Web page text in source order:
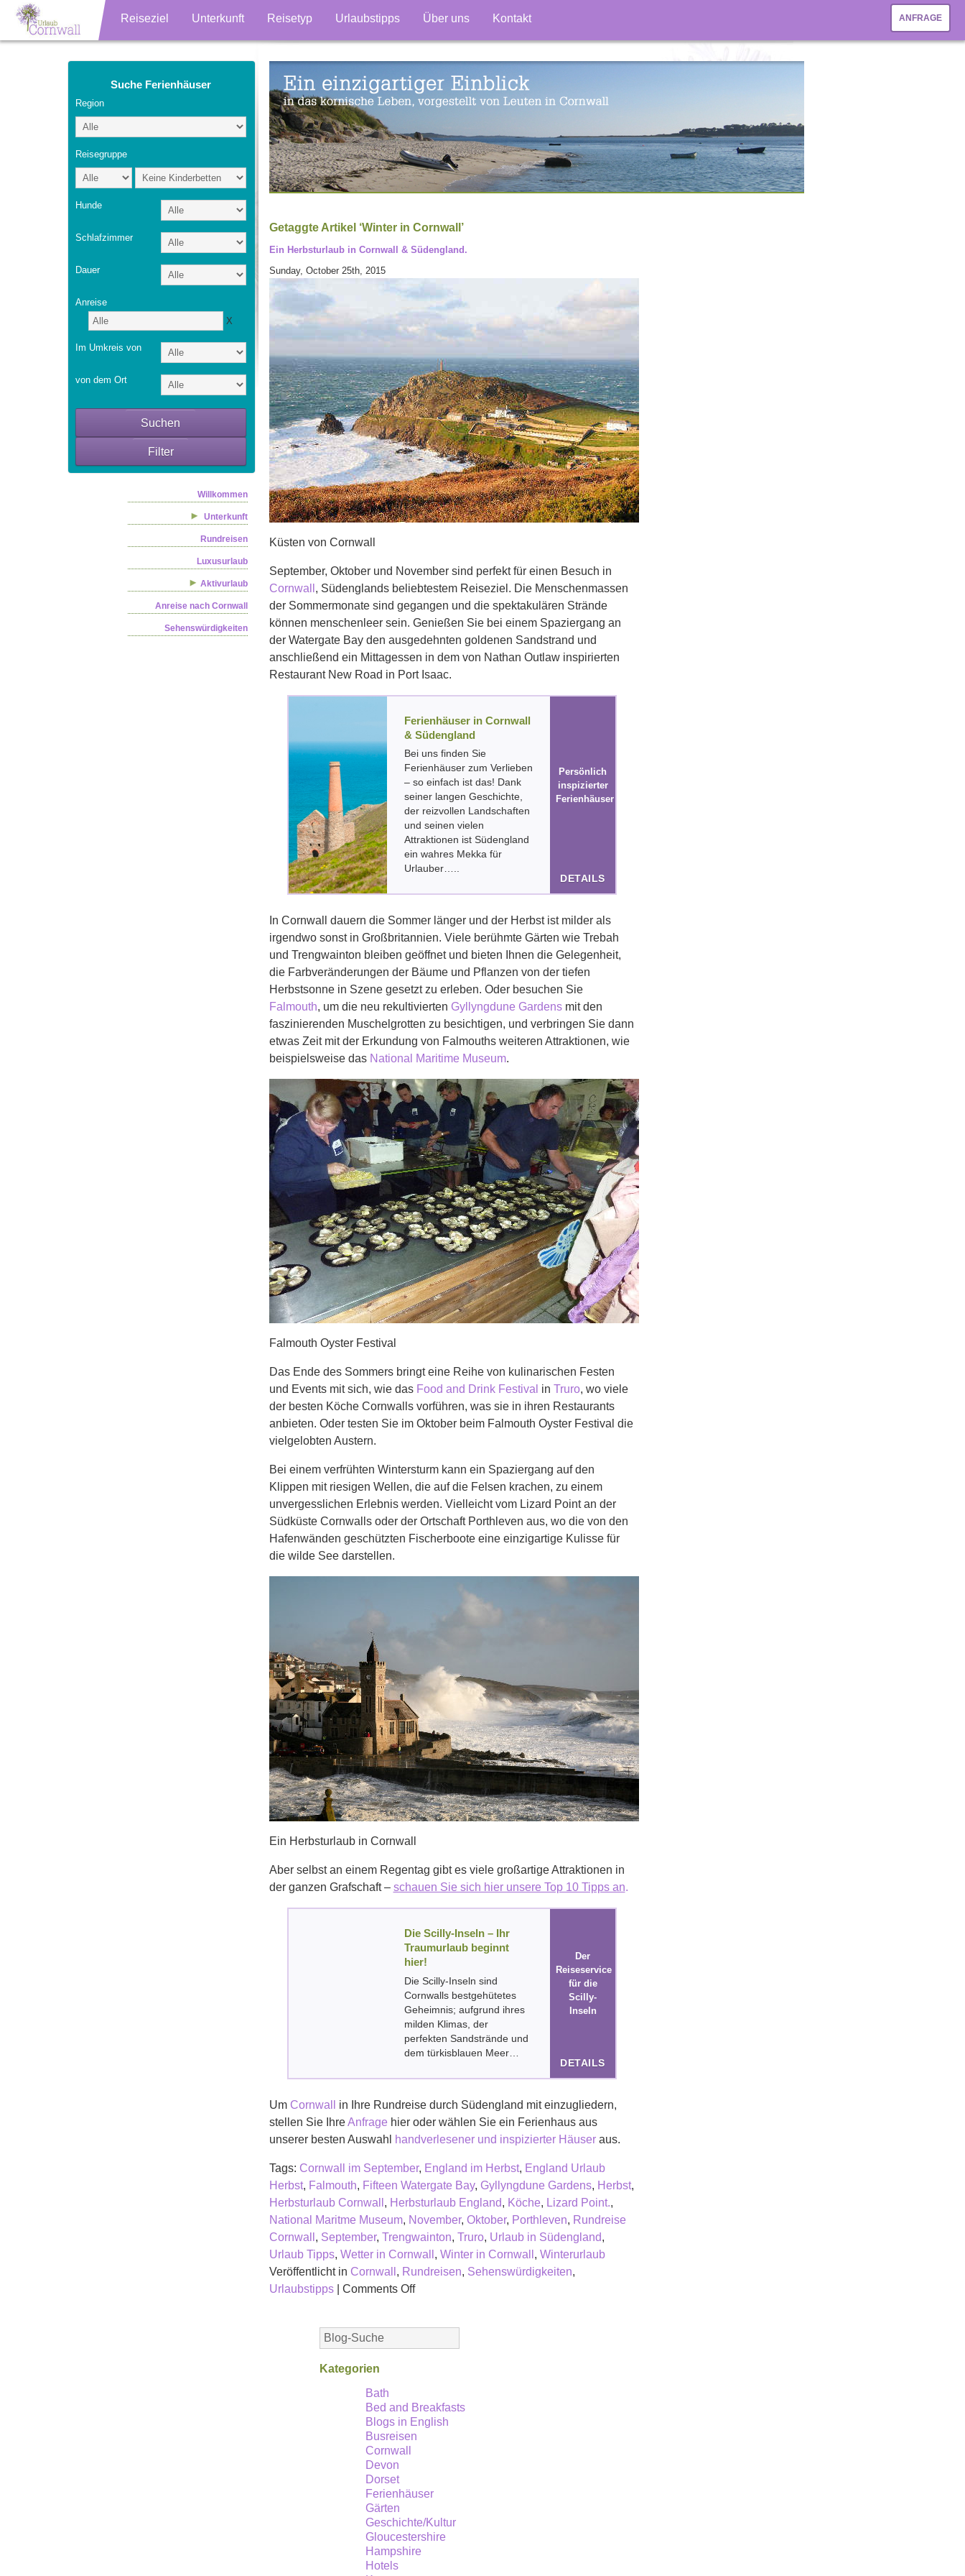
ANFRAGE
Reiseziel Unterkunft Reisetyp Urlaubstipps Über uns Kontakt
Suche Ferienhäuser
Region
Reisegruppe
Hunde
Schlafzimmer
Dauer
Anreise
X
Im Umkreis von
von dem Ort
Suchen
Filter
Willkommen
Unterkunft
Rundreisen
Luxusurlaub
Aktivurlaub
Anreise nach Cornwall
Sehenswürdigkeiten
Getaggte Artikel ‘Winter in Cornwall’
Ein Herbsturlaub in Cornwall & Südengland.
Sunday, October 25th, 2015
Küsten von Cornwall
September, Oktober und November sind perfekt für einen Besuch in
Cornwall , Südenglands beliebtestem Reiseziel. Die Menschenmassen
der Sommermonate sind gegangen und die spektakulären Strände
können menschenleer sein. Genießen Sie bei einem Spaziergang an
der Watergate Bay den ausgedehnten goldenen Sandstrand und
anschließend ein Mittagessen in dem von Nathan Outlaw inspirierten
Restaurant New Road in Port Isaac.
Ferienhäuser in Cornwall
& Südengland
Bei uns finden Sie
Ferienhäuser zum Verlieben
– so einfach ist das! Dank
seiner langen Geschichte,
der reizvollen Landschaften
und seinen vielen
Attraktionen ist Südengland
ein wahres Mekka für
Urlauber…..
Persönlich
inspizierter
Ferienhäuser
DETAILS
In Cornwall dauern die Sommer länger und der Herbst ist milder als
irgendwo sonst in Großbritannien. Viele berühmte Gärten wie Trebah
und Trengwainton bleiben geöffnet und bieten Ihnen die Gelegenheit,
die Farbveränderungen der Bäume und Pflanzen von der tiefen
Herbstsonne in Szene gesetzt zu erleben. Oder besuchen Sie
Falmouth, um die neu rekultivierten Gyllyngdune Gardensmit den
faszinierenden Muschelgrotten zu besichtigen, und verbringen Sie dann
etwas Zeit mit der Erkundung von Falmouths weiteren Attraktionen, wie
beispielsweise das National Maritime Museum.
Falmouth Oyster Festival
Das Ende des Sommers bringt eine Reihe von kulinarischen Festen
und Events mit sich, wie das Food and Drink Festival in Truro, wo viele
der besten Köche Cornwalls vorführen, was sie in ihren Restaurants
anbieten. Oder testen Sie im Oktober beim Falmouth Oyster Festival die
vielgelobten Austern.
Bei einem verfrühten Wintersturm kann ein Spaziergang auf den
Klippen mit riesigen Wellen, die auf die Felsen krachen, zu einem
unvergesslichen Erlebnis werden. Vielleicht vom Lizard Point an der
Südküste Cornwalls oder der Ortschaft Porthleven aus, wo die von den
Hafenwänden geschützten Fischerboote eine einzigartige Kulisse für
die wilde See darstellen.
Ein Herbsturlaub in Cornwall
Aber selbst an einem Regentag gibt es viele großartige Attraktionen in
der ganzen Grafschaft – schauen Sie sich hier unsere Top 10 Tipps an.
Die Scilly-Inseln – Ihr
Traumurlaub beginnt
hier!
Die Scilly-Inseln sind
Cornwalls bestgehütetes
Geheimnis; aufgrund ihres
milden Klimas, der
perfekten Sandstrände und
dem türkisblauen Meer…
Der
Reiseservice
für die
Scilly-
Inseln
DETAILS
Um Cornwall
in Ihre Rundreise durch Südengland mit einzugliedern,
stellen Sie IhreAnfragehier oder wählen Sie ein Ferienhaus aus
unserer besten Auswahl
handverlesener und inspizierter Häuseraus.
Tags: Cornwall im September, England im Herbst, England Urlaub
Herbst, Falmouth, Fifteen Watergate Bay, Gyllyngdune Gardens, Herbst,
Herbsturlaub Cornwall , Herbsturlaub England, Köche, Lizard Point.,
National Maritme Museum, November, Oktober, Porthleven, Rundreise
Cornwall , September, Trengwainton, Truro, Urlaub in Südengland,
Urlaub Tipps, Wetter in Cornwall , Winter in Cornwall , Winterurlaub
Veröffentlicht in Cornwall , Rundreisen, Sehenswürdigkeiten,
Urlaubstipps| Comments Offon
Kategorien
Bath
Bed and Breakfasts
Blogs in English
Busreisen
Cornwall
Devon
Dorset
Ferienhäuser
Gärten
Geschichte/Kultur
Gloucestershire
Hampshire
Hotels